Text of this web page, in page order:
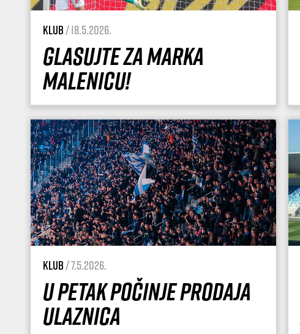
Klub/ 18.5.2026.
Glasujte za Marka
Malenicu!
Klub/ 7.5.2026.
U petak počinje prodaja
ulaznica